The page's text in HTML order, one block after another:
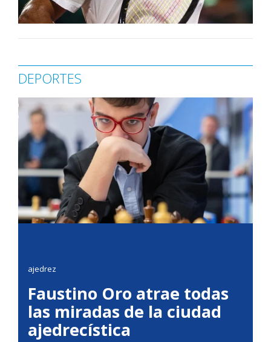
DEPORTES
ajedrez
Faustino Oro atrae todas
las miradas de la ciudad
ajedrecística